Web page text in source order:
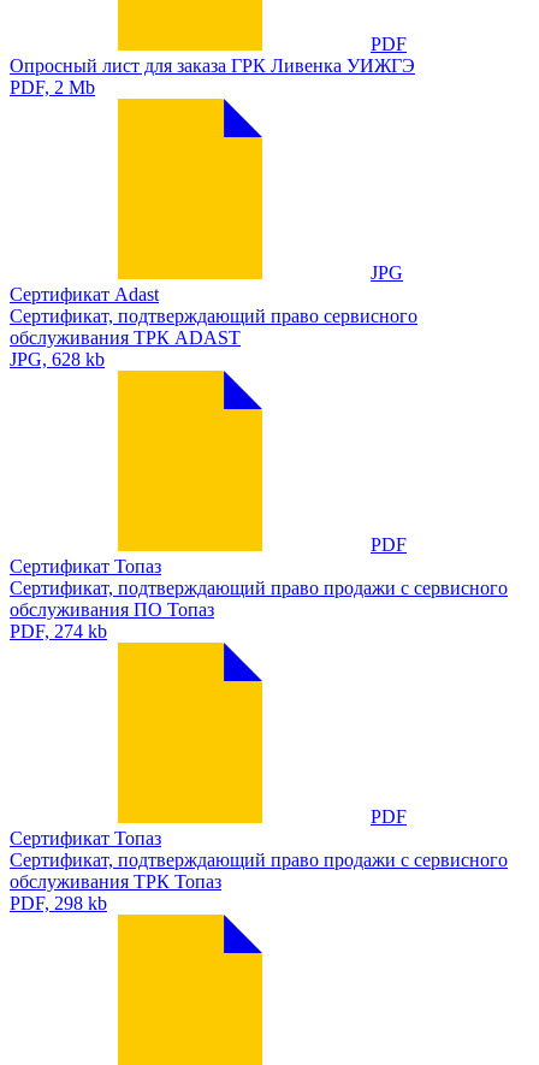
PDF
Опросный лист для заказа ГРК Ливенка УИЖГЭ
PDF, 2 Mb
JPG
Сертификат Adast
Сертификат, подтверждающий право сервисного
обслуживания ТРК ADAST
JPG, 628 kb
PDF
Сертификат Топаз
Сертификат, подтверждающий право продажи с сервисного
обслуживания ПО Топаз
PDF, 274 kb
PDF
Сертификат Топаз
Сертификат, подтверждающий право продажи с сервисного
обслуживания ТРК Топаз
PDF, 298 kb